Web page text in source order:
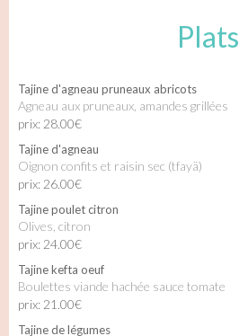
Plats
Tajine d'agneau pruneaux abricots
Agneau aux pruneaux, amandes grillées
prix: 28.00€
Tajine d'agneau
Oignon confits et raisin sec (tfayä)
prix: 26.00€
Tajine poulet citron
Olives, citron
prix: 24.00€
Tajine kefta oeuf
Boulettes viande hachée sauce tomate
prix: 21.00€
Tajine de légumes